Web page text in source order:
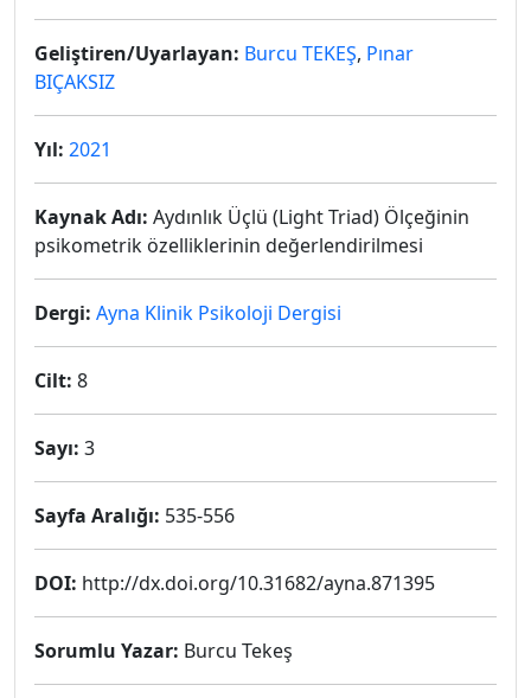
Geliştiren/Uyarlayan: Burcu TEKEŞ, Pınar
BIÇAKSIZ
Yıl: 2021
Kaynak Adı: Aydınlık Üçlü (Light Triad) Ölçeğinin
psikometrik özelliklerinin değerlendirilmesi
Dergi: Ayna Klinik Psikoloji Dergisi
Cilt: 8
Sayı: 3
Sayfa Aralığı: 535-556
DOI: http://dx.doi.org/10.31682/ayna.871395
Sorumlu Yazar: Burcu Tekeş